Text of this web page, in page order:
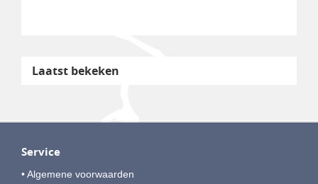
Laatst bekeken
Service
• Algemene voorwaarden